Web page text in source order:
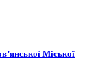
Міської